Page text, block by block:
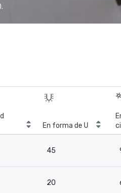
En forma de U
45
20